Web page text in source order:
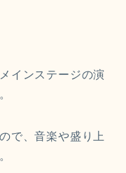
インステージの演
で、音楽や盛り上